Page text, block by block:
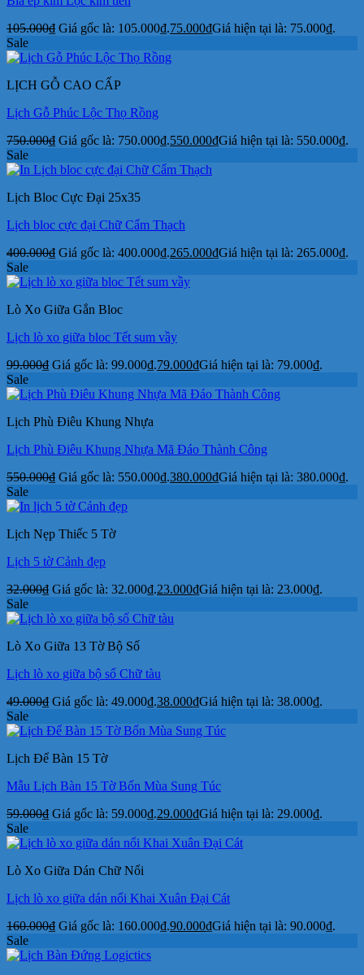
105.000₫ Giá gốc là: 105.000₫.75.000₫Giá hiện tại là: 75.000₫.
Sale
LỊCH GỖ CAO CẤP
Lịch Gỗ Phúc Lộc Thọ Rồng
750.000₫ Giá gốc là: 750.000₫.550.000₫Giá hiện tại là: 550.000₫.
Sale
Lịch Bloc Cực Đại 25x35
Lịch bloc cực đại Chữ Cẩm Thạch
400.000₫ Giá gốc là: 400.000₫.265.000₫Giá hiện tại là: 265.000₫.
Sale
Lò Xo Giữa Gắn Bloc
Lịch lò xo giữa bloc Tết sum vầy
99.000₫ Giá gốc là: 99.000₫.79.000₫Giá hiện tại là: 79.000₫.
Sale
Lịch Phù Điêu Khung Nhựa
Lịch Phù Điêu Khung Nhựa Mã Đáo Thành Công
550.000₫ Giá gốc là: 550.000₫.380.000₫Giá hiện tại là: 380.000₫.
Sale
Lịch Nẹp Thiếc 5 Tờ
Lịch 5 tờ Cảnh đẹp
32.000₫ Giá gốc là: 32.000₫.23.000₫Giá hiện tại là: 23.000₫.
Sale
Lò Xo Giữa 13 Tờ Bộ Số
Lịch lò xo giữa bộ số Chữ tàu
49.000₫ Giá gốc là: 49.000₫.38.000₫Giá hiện tại là: 38.000₫.
Sale
Lịch Để Bàn 15 Tờ
Mẫu Lịch Bàn 15 Tờ Bốn Mùa Sung Túc
59.000₫ Giá gốc là: 59.000₫.29.000₫Giá hiện tại là: 29.000₫.
Sale
Lò Xo Giữa Dán Chữ Nổi
Lịch lò xo giữa dán nổi Khai Xuân Đại Cát
160.000₫ Giá gốc là: 160.000₫.90.000₫Giá hiện tại là: 90.000₫.
Sale